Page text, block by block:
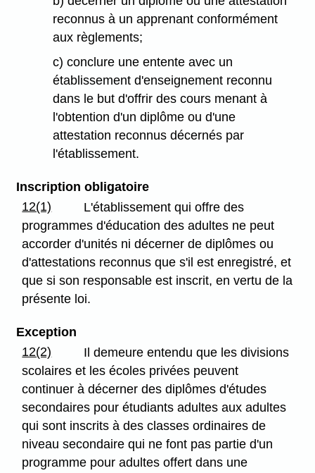
reconnus à un apprenant conformément
aux règlements;
c) conclure une entente avec un
établissement d'enseignement reconnu
dans le but d'offrir des cours menant à
l'obtention d'un diplôme ou d'une
attestation reconnus décernés par
l'établissement.
Inscription obligatoire
12(1)
L'établissement qui offre des
programmes d'éducation des adultes ne peut
accorder d'unités ni décerner de diplômes ou
d'attestations reconnus que s'il est enregistré, et
que si son responsable est inscrit, en vertu de la
présente loi.
Exception
12(2)
Il demeure entendu que les divisions
scolaires et les écoles privées peuvent
continuer à décerner des diplômes d'études
secondaires pour étudiants adultes aux adultes
qui sont inscrits à des classes ordinaires de
niveau secondaire qui ne font pas partie d'un
programme pour adultes offert dans une